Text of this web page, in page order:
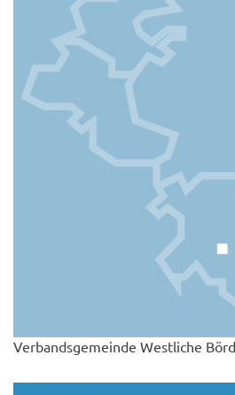
Verbandsgemeinde Westliche